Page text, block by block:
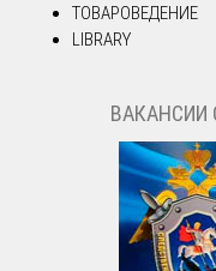
ТОВАРОВЕДЕНИЕ
LIBRARY
ВАКАНСИИ